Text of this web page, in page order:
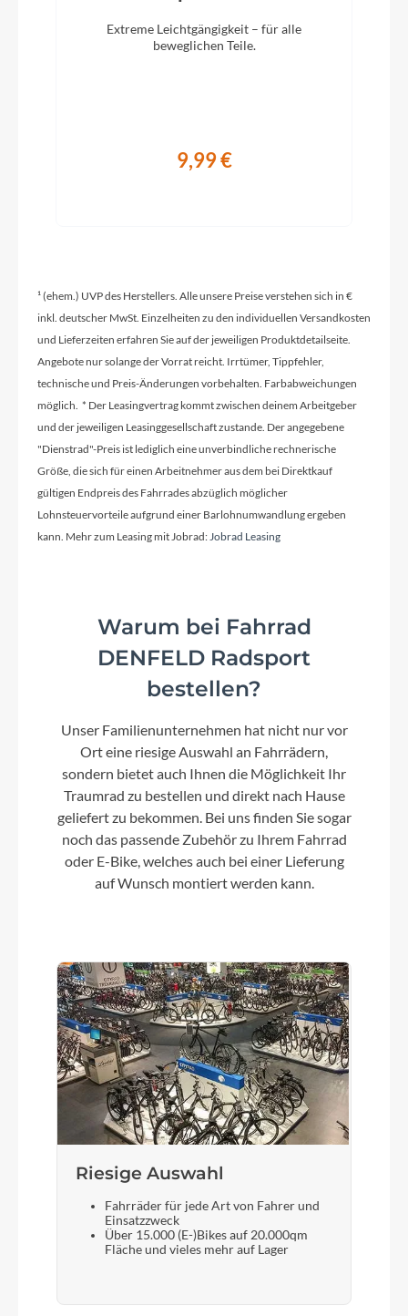
Trapez
Pumpe schwarz
Sattelklemme
Aluminium schwarz QR 31,8
Griffe
Herrmanns Ergo Nr.84,schwarz
Schaltwerk
Aluminium
Shimano FCTY301,schwarz
Kassette
Sprocket CSHG200-8 12-32T Blk 8sp Cassette
Lenker
Farbe
Arrant Black Matt
Kette
KMC X8.93 8sp
Rücklicht
AXA Blueline Rücklicht
Vorderrad Nabe
Shimano Dyn. DH-C3000 36L,schwarz
Scheinwerfer
Extreme Leichtgängigkeit – für alle
beweglichen Teile.
9,99 €
¹ (ehem.) UVP des Herstellers. Alle unsere Preise verstehen sich in €
inkl. deutscher MwSt. Einzelheiten zu den individuellen Versandkosten
und Lieferzeiten erfahren Sie auf der jeweiligen Produktdetailseite.
Angebote nur solange der Vorrat reicht. Irrtümer, Tippfehler,
technische und Preis-Änderungen vorbehalten. Farbabweichungen
möglich. * Der Leasingvertrag kommt zwischen deinem Arbeitgeber
und der jeweiligen Leasinggesellschaft zustande. Der angegebene
"Dienstrad"-Preis ist lediglich eine unverbindliche rechnerische
Größe, die sich für einen Arbeitnehmer aus dem bei Direktkauf
gültigen Endpreis des Fahrrades abzüglich möglicher
Lohnsteuervorteile aufgrund einer Barlohnumwandlung ergeben
kann. Mehr zum Leasing mit Jobrad:Jobrad Leasing
Warum bei Fahrrad
DENFELD Radsport
bestellen?
Unser Familienunternehmen hat nicht nur vor
Ort eine riesige Auswahl an Fahrrädern,
sondern bietet auch Ihnen die Möglichkeit Ihr
Traumrad zu bestellen und direkt nach Hause
geliefert zu bekommen. Bei uns finden Sie sogar
noch das passende Zubehör zu Ihrem Fahrrad
oder E-Bike, welches auch bei einer Lieferung
auf Wunsch montiert werden kann.
Riesige Auswahl
Fahrräder für jede Art von Fahrer und
Einsatzzweck
Über 15.000 (E-)Bikes auf 20.000qm
Fläche und vieles mehr auf Lager